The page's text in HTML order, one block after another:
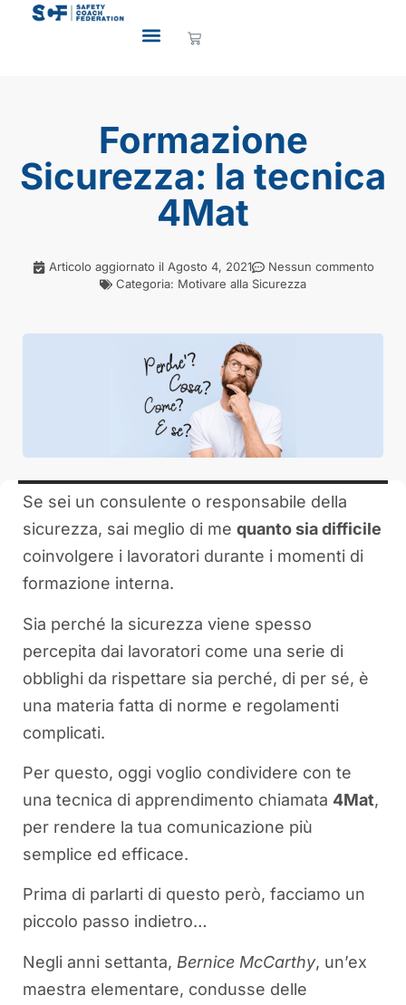
Formazione
Sicurezza: la tecnica
4Mat
Articolo aggiornato il Agosto 4, 2021
Nessun commento
Categoria: Motivare alla Sicurezza
Se sei un consulente o responsabile della
sicurezza, sai meglio di me quanto sia difficile
coinvolgere i lavoratori durante i momenti di
formazione interna.
Sia perché la sicurezza viene spesso
percepita dai lavoratori come una serie di
obblighi da rispettare sia perché, di per sé, è
una materia fatta di norme e regolamenti
complicati.
Per questo, oggi voglio condividere con te
una tecnica di apprendimento chiamata 4Mat,
per rendere la tua comunicazione più
semplice ed efficace.
Prima di parlarti di questo però, facciamo un
piccolo passo indietro…
Negli anni settanta, Bernice McCarthy, un’ex
maestra elementare, condusse delle